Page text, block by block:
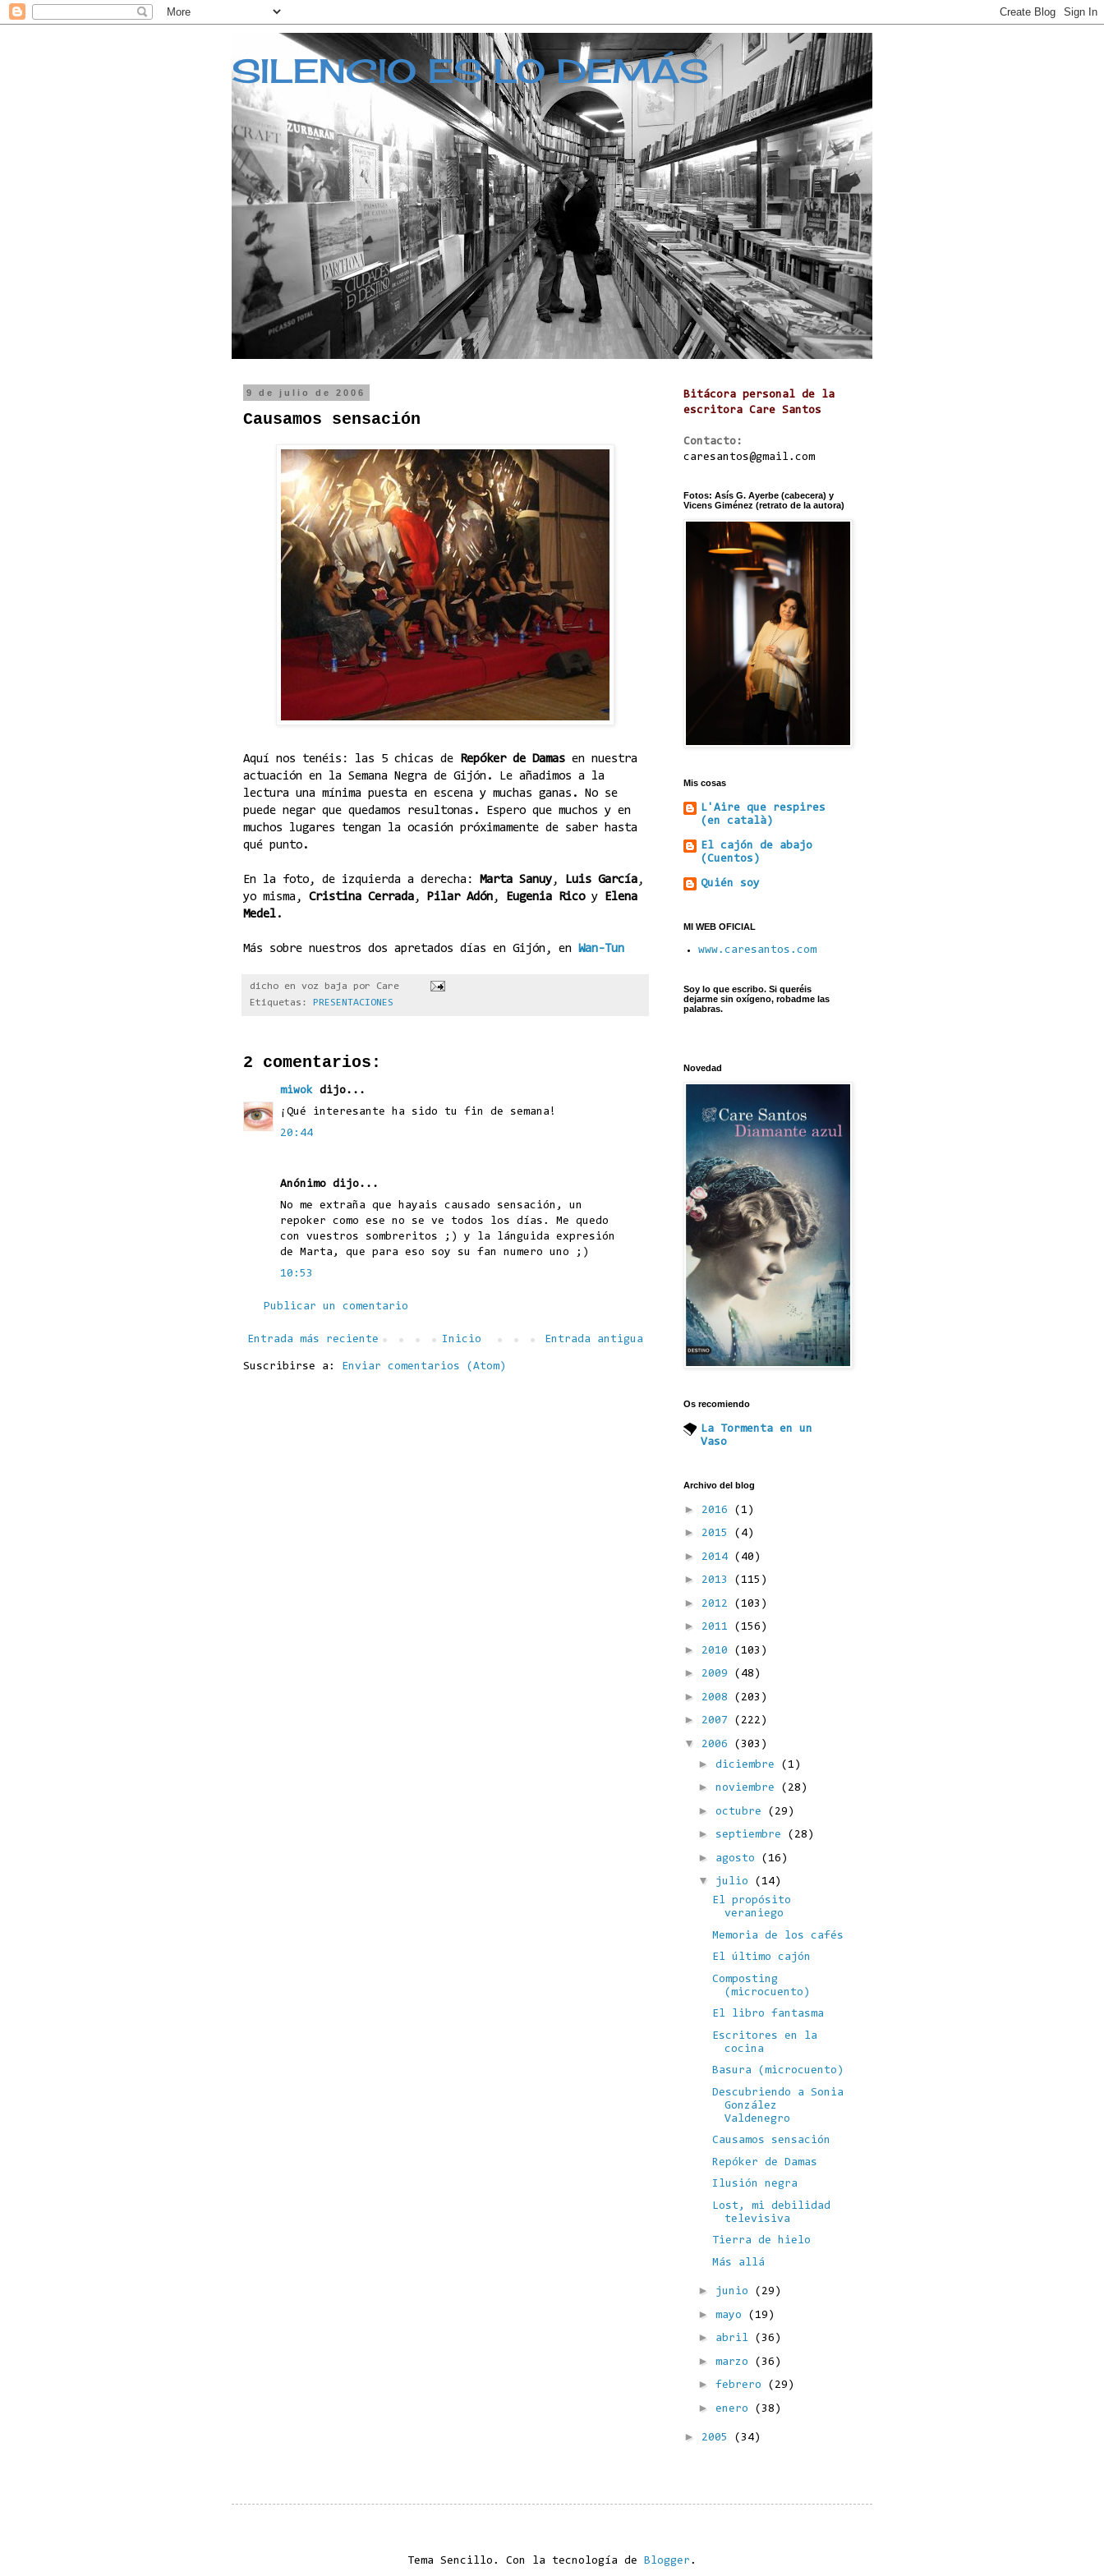
SILENCIO ES LO DEMÁS
9 de julio de 2006
Causamos sensación
Aquí nos tenéis: las 5 chicas de Repóker de Damas en nuestra
actuación en la Semana Negra de Gijón. Le añadimos a la
lectura una mínima puesta en escena y muchas ganas. No se
puede negar que quedamos resultonas. Espero que muchos y en
muchos lugares tengan la ocasión próximamente de saber hasta
qué punto.
En la foto, de izquierda a derecha: Marta Sanuy , Luis García ,
yo misma, Cristina Cerrada , Pilar Adón , Eugenia Ricoy
Elena
Medel .
Más sobre nuestros dos apretados días en Gijón, en Wan-Tun
dicho en voz baja por Care
Etiquetas:
PRESENTACIONES
2 comentarios:
miwok dijo...
¡Qué interesante ha sido tu fin de semana!
20:44
Anónimo dijo...
No me extraña que hayais causado sensación, un
repoker como ese no se ve todos los días. Me quedo
con vuestros sombreritos ;) y la lánguida expresión
de Marta, que para eso soy su fan numero uno ;)
10:53
Publicar un comentario
Entrada más reciente Entrada antigua
Inicio
Suscribirse a: Enviar comentarios (Atom)
Bitácora personal de la
escritora Care Santos
Contacto:
caresantos@gmail.com
Fotos: Asís G. Ayerbe (cabecera) y
Vicens Giménez (retrato de la autora)
Mis cosas
L'Aire que respires
(en català)
El cajón de abajo
(Cuentos)
Quién soy
MI WEB OFICIAL
www.caresantos.com
Soy lo que escribo. Si queréis
dejarme sin oxígeno, robadme las
palabras.
Novedad
Os recomiendo
La Tormenta en un
Vaso
Archivo del blog
► 2016 (1)
► 2015 (4)
► 2014 (40)
► 2013 (115)
► 2012 (103)
► 2011 (156)
► 2010 (103)
► 2009 (48)
► 2008 (203)
► 2007 (222)
▼ 2006 (303)
► diciembre (1)
► noviembre (28)
► octubre (29)
► septiembre (28)
► agosto (16)
▼ julio (14)
El propósito
veraniego
Memoria de los cafés
El último cajón
Composting
(microcuento)
El libro fantasma
Escritores en la
cocina
Basura (microcuento)
Descubriendo a Sonia
González
Valdenegro
Causamos sensación
Repóker de Damas
Ilusión negra
Lost, mi debilidad
televisiva
Tierra de hielo
Más allá
► junio (29)
► mayo (19)
► abril (36)
► marzo (36)
► febrero (29)
► enero (38)
► 2005 (34)
Tema Sencillo. Con la tecnología de Blogger .